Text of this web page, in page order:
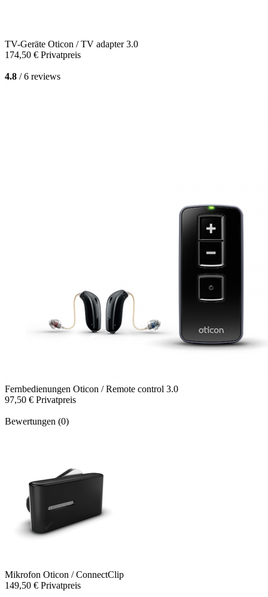
TV-Geräte Oticon / TV adapter 3.0
174,50 € Privatpreis
4.8 / 6 reviews
Fernbedienungen Oticon / Remote control 3.0
97,50 € Privatpreis
Bewertungen (0)
Mikrofon Oticon / ConnectClip
149,50 € Privatpreis